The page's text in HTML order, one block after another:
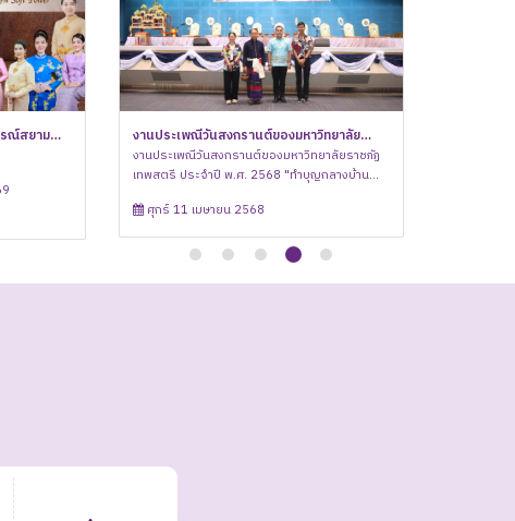
ณ์สยาม
ษณ์ผ้าทอ
โครงการ "สรรพศิลป์ แผ่นดิน
สมเด็จพระนารายณ์มหาราช รำลึก
338 ปี" สศว.เทพสตรี
แหล่งเรียนรู้ ลพบุรี
การแสดงสร้างสรรค์ “ศิลป์แห่
หนังใหญ่ในชุมชน”
แหล่งเรียนรู้ สิงห์บุรี
สำนักศิลปะ
นักศิลปะและ
งานประเพณีวันสงกรานต์ของมหาวิทยาลัย
ราชภัฏเทพสตรี ประจำปี พ.ศ. 2568 "ทำบุญ
กลางบ้าน สืบสานประเพณีสงกรานต์"
งานประเพณีวันสงกรานต์ของมหาวิทยาลัยราชภัฏ
เทพสตรี ประจำปี พ.ศ. 2568 "ทำบุญกลางบ้าน
ศุกร์ 11 เมษายน 2568